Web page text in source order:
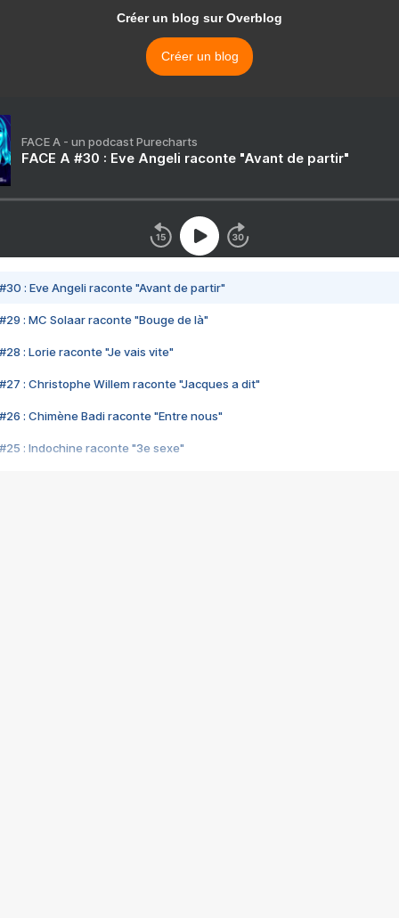
Créer un blog sur Overblog
Créer un blog
FACE A - un podcast Purecharts
FACE A #30 : Eve Angeli raconte "Avant de partir"
#30 : Eve Angeli raconte "Avant de partir"
#29 : MC Solaar raconte "Bouge de là"
#28 : Lorie raconte "Je vais vite"
#27 : Christophe Willem raconte "Jacques a dit"
#26 : Chimène Badi raconte "Entre nous"
#25 : Indochine raconte "3e sexe"